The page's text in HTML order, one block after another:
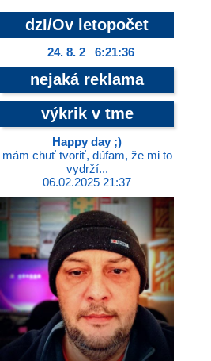
dzI/Ov letopočet
24. 8. 2 6:21:37
nejaká reklama
výkrik v tme
Happy day ;)
mám chuť tvoriť, dúfam, že mi to
vydrží...
06.02.2025 21:37